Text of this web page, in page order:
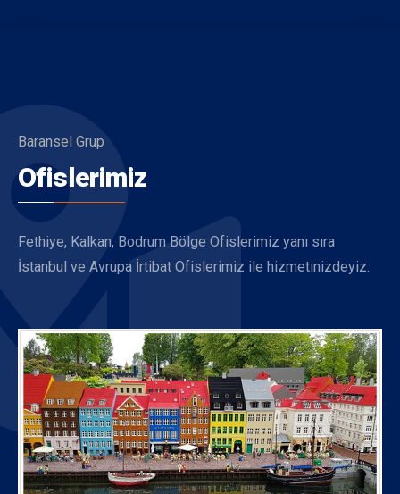
Baransel Grup
Ofislerimiz
Fethiye, Kalkan, Bodrum Bölge Ofislerimiz yanı sıra
İstanbul ve Avrupa İrtibat Ofislerimiz ile hizmetinizdeyiz.